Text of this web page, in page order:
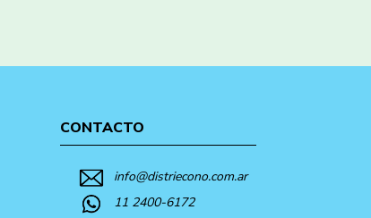
CONTACTO
info@distriecono.com.ar
11 2400-6172